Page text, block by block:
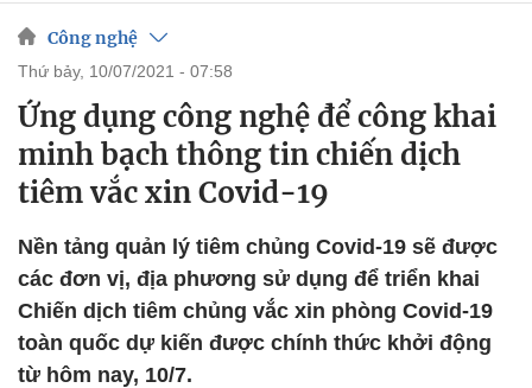
Công nghệ
thứ bảy, 10/07/2021 - 07:58
Ứng dụng công nghệ để công khai
minh bạch thông tin chiến dịch
tiêm vắc xin Covid-19
Nền tảng quản lý tiêm chủng Covid-19 sẽ được
các đơn vị, địa phương sử dụng để triển khai
Chiến dịch tiêm chủng vắc xin phòng Covid-19
toàn quốc dự kiến được chính thức khởi động
từ hôm nay, 10/7.